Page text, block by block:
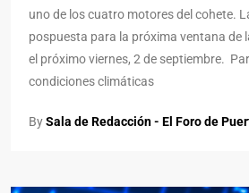
uno de los cuatro motores del cohete.
pospuesta para la próxima ventana de
el próximo viernes, 2 de septiembre.
condiciones climáticas
BySala de Redacción - El Foro de